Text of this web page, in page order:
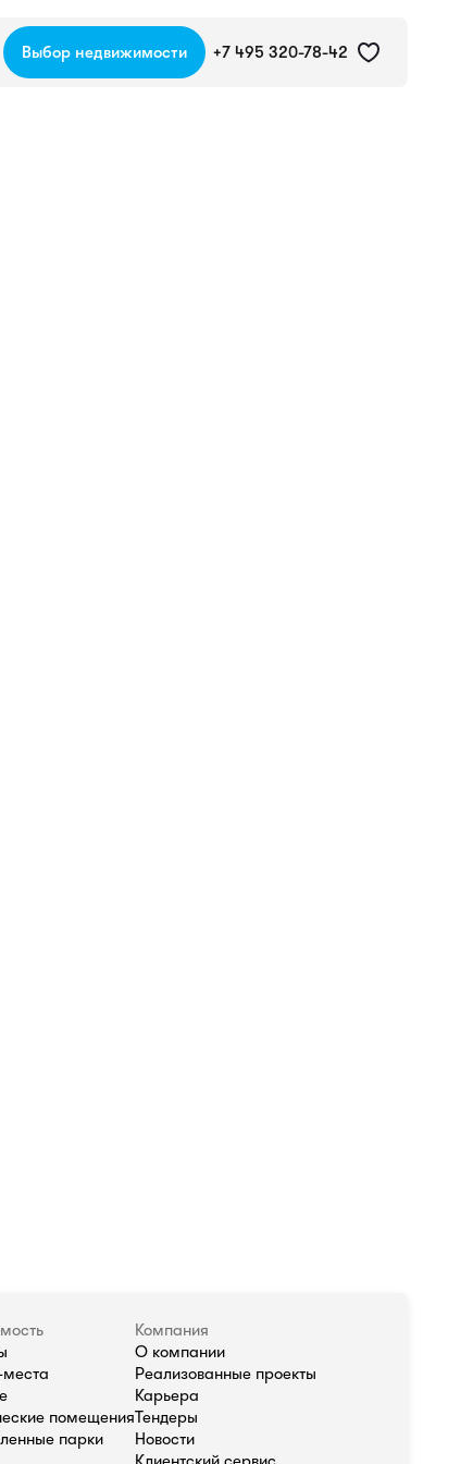
Выбор недвижимости +7 495 320-78-42
помещения
парки
Компания
О компании
Реализованные проекты
Карьера
Тендеры
Новости